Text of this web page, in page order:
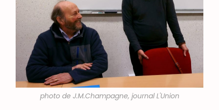
photo de J.M.Champagne, journal L'Union